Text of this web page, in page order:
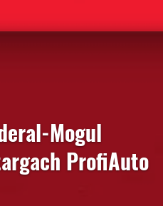
Mogul
ProfiAuto